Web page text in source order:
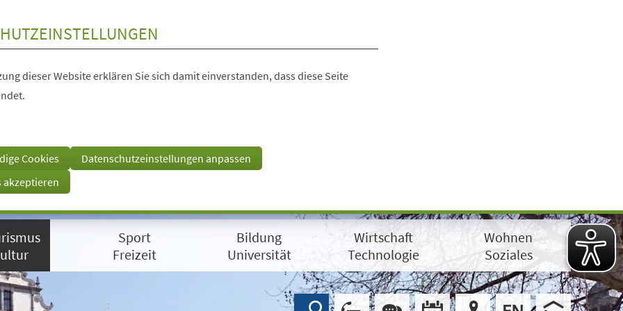
dieser Website erklären Sie sich damit einverstanden, dass diese Seite
Cookies
Datenschutzeinstellungen anpassen
akzeptieren
Sport
Freizeit
Bildung
Universität
Wirtschaft
Technologie
Wohnen
Soziales